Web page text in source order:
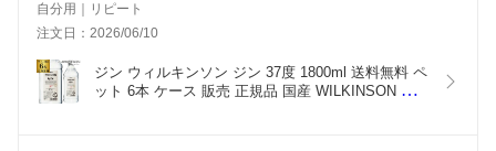
自分用｜リピート
注文日：2026/06/10
ジン ウィルキンソン ジン 37度 1800ml 送料無料 ペ
ット 6本 ケース 販売 正規品 国産 WILKINSON GIN